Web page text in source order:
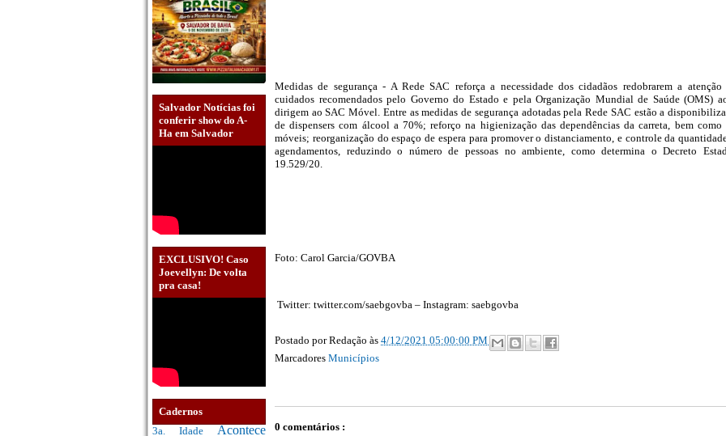
Salvador Notícias foi
conferir show do A-
Ha em Salvador
EXCLUSIVO! Caso
Joevellyn: De volta
pra casa!
Cadernos
3a. Idade Acontece
Medidas de segurança - A Rede SAC reforça a necessidade dos cidadãos redobrarem a atenção
cuidados recomendados pelo Governo do Estado e pela Organização Mundial de Saúde (OMS)
dirigem ao SAC Móvel. Entre as medidas de segurança adotadas pela Rede SAC estão a
de dispensers com álcool a 70%; reforço na higienização das dependências da carreta, bem como
móveis; reorganização do espaço de espera para promover o distanciamento, e controle da
agendamentos, reduzindo o número de pessoas no ambiente, como determina o Decreto
19.529/20.
Foto: Carol Garcia/GOVBA
Twitter: twitter.com/saebgovba – Instagram: saebgovba
Postado porRedação às 4/12/2021 05:00:00 PM
Marcadores Municípios
0 comentários :